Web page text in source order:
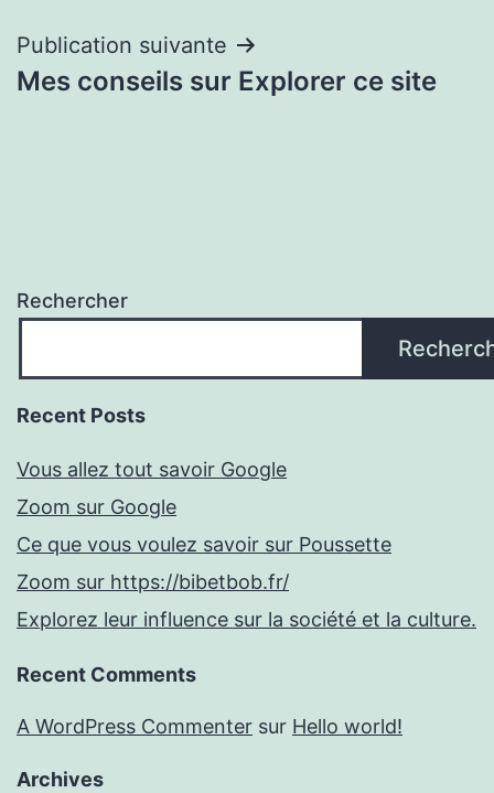
Publication suivante
Mes conseils sur Explorer ce site
Rechercher
Recent Posts
Vous allez tout savoir Google
Zoom sur Google
Ce que vous voulez savoir sur Poussette
Zoom sur https://bibetbob.fr/
Explorez leur influence sur la société et la culture.
Recent Comments
A WordPress Commenter sur Hello world!
Archives